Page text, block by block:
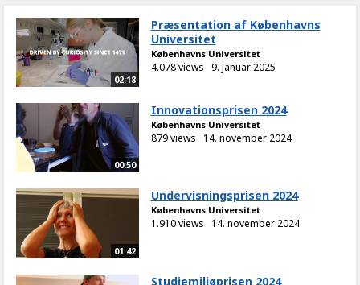
02:18
Præsentation af Københavns
Universitet
Københavns Universitet
4.078 views 9. januar 2025
00:50
Innovationsprisen 2024
Københavns Universitet
879 views 14. november 2024
01:42
Undervisningsprisen 2024
Københavns Universitet
1.910 views 14. november 2024
Studiemiljøprisen 2024